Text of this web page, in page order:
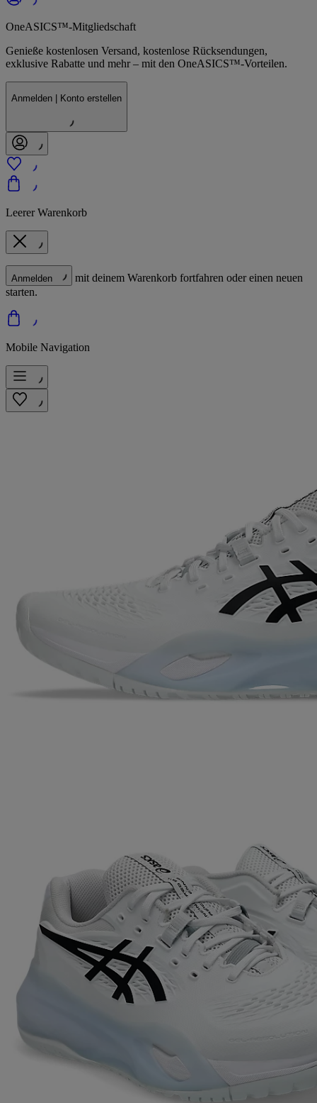
OneASICS™-Mitgliedschaft
Genieße kostenlosen Versand, kostenlose Rücksendungen,
exklusive Rabatte und mehr – mit den OneASICS™-Vorteilen.
Anmelden | Konto erstellen
Leerer Warenkorb
Anmelden
mit deinem Warenkorb fortfahren oder einen neuen
starten.
Mobile Navigation